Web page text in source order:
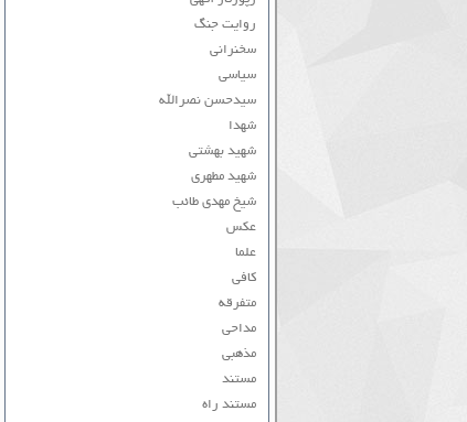
روایت جنگ
سخنرانی
سیاسی
سیدحسن نصرالله
شهدا
شهید بهشتی
شهید مطهری
شیخ مهدی طائب
عکس
علما
کافی
متفرقه
مداحی
مذهبی
مستند
مستند راه